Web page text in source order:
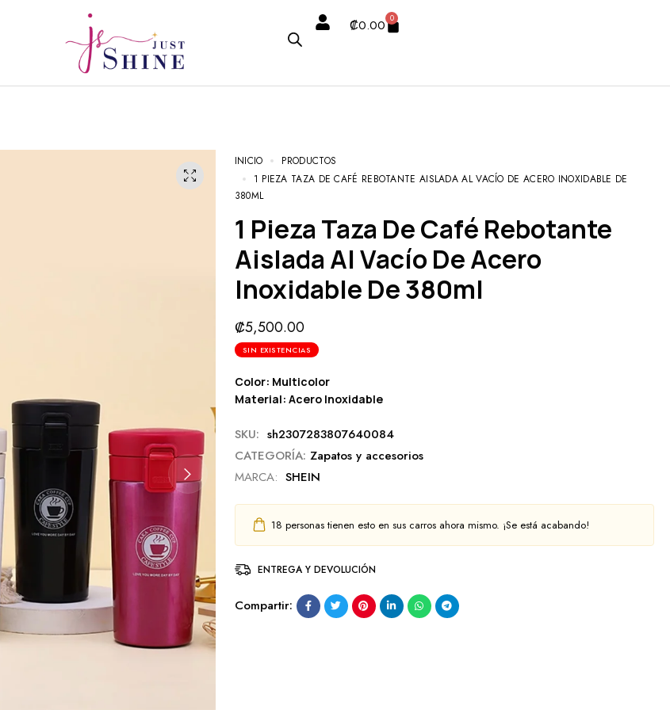
₡0.00 0
INICIO
PRODUCTOS
1 PIEZA TAZA DE CAFÉ REBOTANTE AISLADA AL VACÍO DE ACERO INOXIDABLE DE
380ML
1 Pieza Taza De Café Rebotante
Aislada Al Vacío De Acero
Inoxidable De 380ml
₡5,500.00
SIN EXISTENCIAS
Color: Multicolor
Material: Acero Inoxidable
SKU: sh2307283807640084
CATEGORÍA: Zapatos y accesorios
MARCA: SHEIN
18 personas tienen esto en sus carros ahora mismo. ¡Se está acabando!
ENTREGA Y DEVOLUCIÓN
Compartir: